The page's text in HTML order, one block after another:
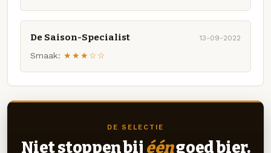
De Saison-Specialist 13-09-2022
Smaak: ★★★☆☆
DE SELECTIE
Niet stoppen bij ééngoed bier.